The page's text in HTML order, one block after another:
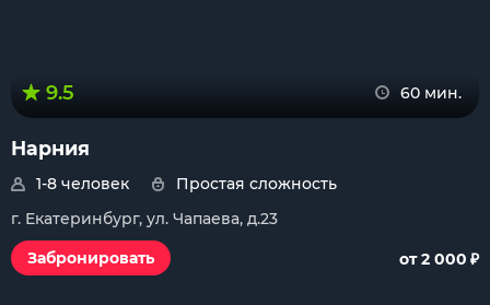
9.5 60 мин.
Нарния
1-8 человек
Простая сложность
г. Екатеринбург, ул. Чапаева, д.23
Забронировать
от 2 000 ₽